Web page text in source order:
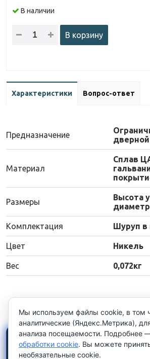
В наличии
В корзину
Характеристики Вопрос-ответ
Предназначение
Материал
Сплав
Размеры
Высота
Комплектация Шуруп в
Цвет Никель
Вес 0,072кг
Мы используем файлы cookie, в том
аналитические (Яндекс.Метрика),
анализа посещаемости. Подробнее
обработки cookie. Вы можете
необязательные cookie.
×
Работаем только с
юридическими лицами и
индивидуальными